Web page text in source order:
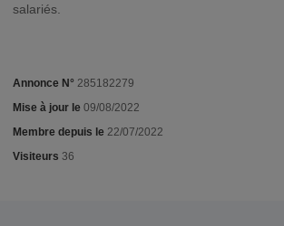
salariés.
Annonce N° 285182279
Mise à jour le 09/08/2022
Membre depuis le 22/07/2022
Visiteurs 36